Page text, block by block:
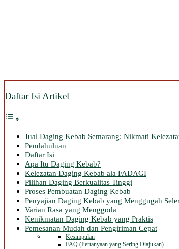
Daftar Isi Artikel
Jual Daging Kebab Semarang: Nikmati
Pendahuluan
Daftar Isi
Apa Itu Daging Kebab?
Kelezatan Daging Kebab ala FADAGI
Pilihan Daging Berkualitas Tinggi
Proses Pembuatan Daging Kebab
Penyajian Daging Kebab yang Menggugah
Varian Rasa yang Menggoda
Kenikmatan Daging Kebab yang Praktis
Pemesanan Mudah dan Pengiriman Cepat
Kesimpulan
FAQ (Pertanyaan yang Sering Diajukan)